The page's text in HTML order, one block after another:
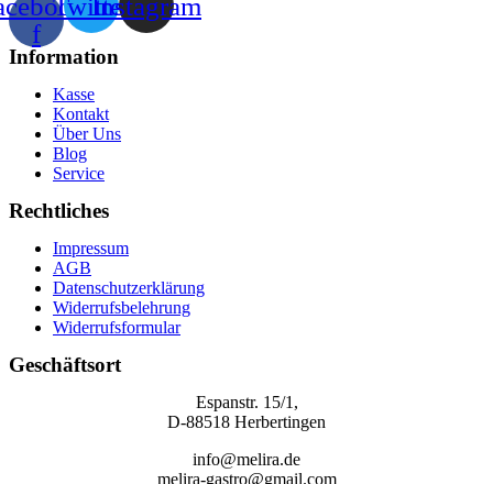
f
Information
Kasse
Kontakt
Über Uns
Blog
Service
Rechtliches
Impressum
AGB
Datenschutzerklärung
Widerrufsbelehrung
Widerrufsformular
Geschäftsort
Espanstr. 15/1,
D-88518 Herbertingen
info@melira.de
melira-gastro@gmail.com